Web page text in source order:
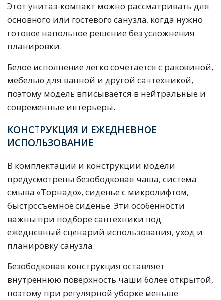
Этот унитаз-компакт можно рассматривать для
основного или гостевого санузла, когда нужно
готовое напольное решение без усложнения
планировки.
Белое исполнение легко сочетается с раковиной,
мебелью для ванной и другой сантехникой,
поэтому модель вписывается в нейтральные и
современные интерьеры.
КОНСТРУКЦИЯ И ЕЖЕДНЕВНОЕ
ИСПОЛЬЗОВАНИЕ
В комплектации и конструкции модели
предусмотрены безободковая чаша, система
смыва «Торнадо», сиденье с микролифтом,
быстросъемное сиденье. Эти особенности
важны при подборе сантехники под
ежедневный сценарий использования, уход и
планировку санузла.
Безободковая конструкция оставляет
внутреннюю поверхность чаши более открытой,
поэтому при регулярной уборке меньше